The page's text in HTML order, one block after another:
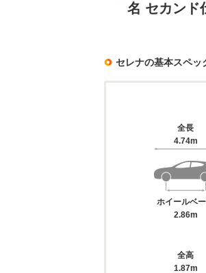
名 セカンド
セレナの基本スペッ
全長
4.74m
ホイールベ
2.86m
全高
1.87m